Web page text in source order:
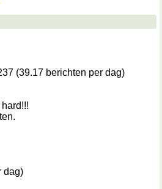
(39.17 berichten per dag)
dag)